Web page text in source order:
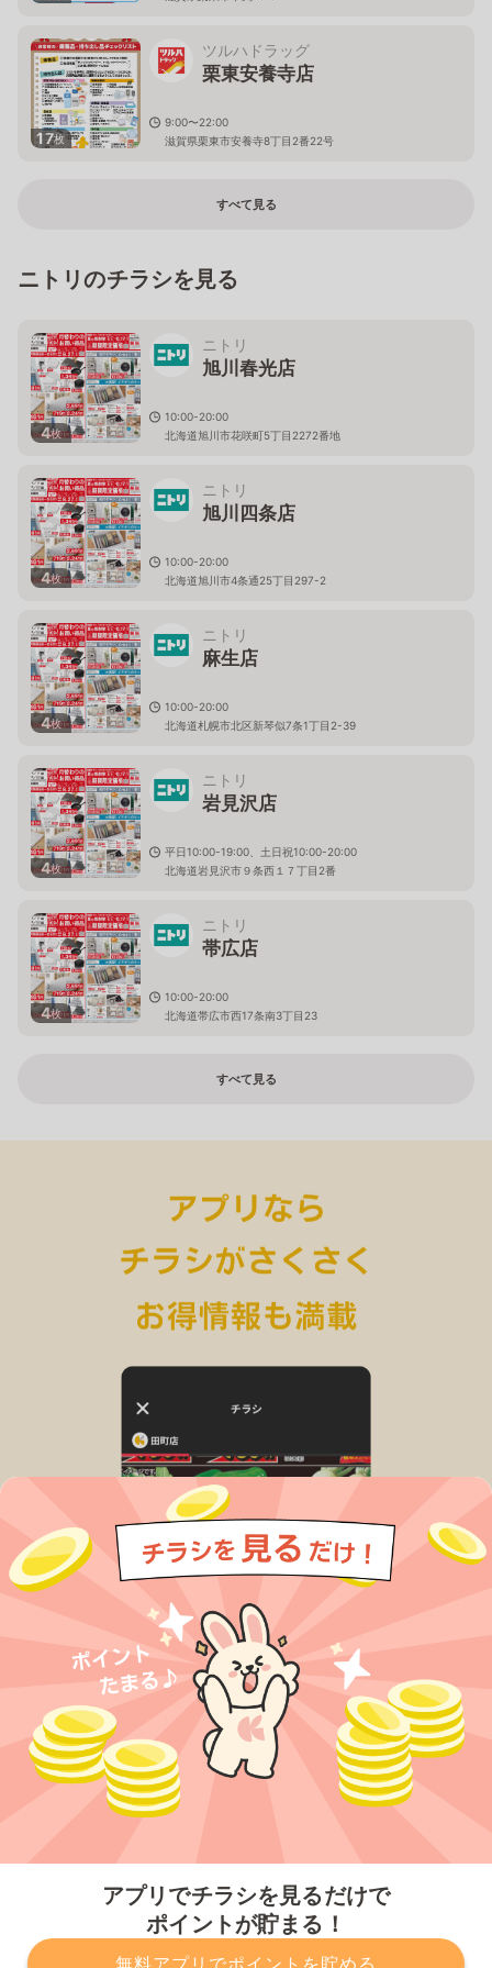
アプリでチラシを見るだけで
ポイントが貯まる！
無料アプリでポイントを貯める
17枚
ツルハドラッグ
栗東安養寺店
9:00〜22:00
滋賀県栗東市安養寺8丁目2番22号
すべて見る
ニトリのチラシを見る
4枚
ニトリ
旭川春光店
10:00-20:00
北海道旭川市花咲町5丁目2272番地
4枚
ニトリ
旭川四条店
10:00-20:00
北海道旭川市4条通25丁目297-2
4枚
ニトリ
麻生店
10:00-20:00
北海道札幌市北区新琴似7条1丁目2-39
4枚
ニトリ
岩見沢店
平日10:00-19:00、土日祝10:00-20:00
北海道岩見沢市９条西１７丁目2番
4枚
ニトリ
帯広店
10:00-20:00
北海道帯広市西17条南3丁目23
すべて見る